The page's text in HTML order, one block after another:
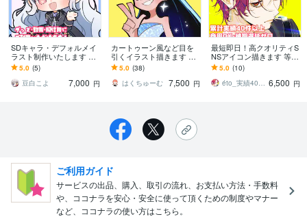
SDキャラ・デフォルメイ
ラスト制作いたします か
わいいキャラからゆるい
表情差分まで対応可能で
す！
5.0 (5)
豆白こよ
7,000 円
カートゥーン風など目を
引くイラスト描きます SN
Sアイコンや記念イラス
ト、立ち絵、キャラデザ
におすすめ！
5.0 (38)
はくちゅーむ 7,500 円
最短即日！高クオリティS
NSアイコン描きます 等身
もデフォルメも可！魅力
あるアイコン描きます！
5.0 (10)
éto_実績40件以上 6,500 円
ご利用ガイド
サービスの出品、購入、取引の流れ、お支払い方法・手数料
や、ココナラを安心・安全に使って頂くための制度やマナー
など、ココナラの使い方はこちら。